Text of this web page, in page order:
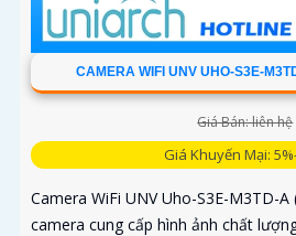
CAMERA WIFI UNV UHO-S3E-
Giá Bán: liên hệ
Giá Khuyến Mại:
Camera WiFi UNV Uho-S3E-M3TD-
camera cung cấp hình ảnh chất